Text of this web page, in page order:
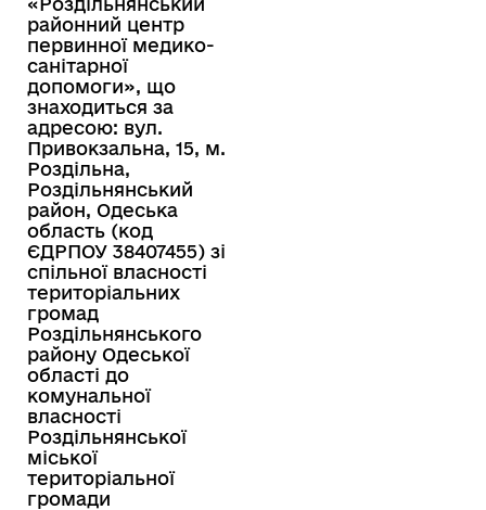
районний центр
первинної медико-
санітарної
допомоги», що
знаходиться за
адресою: вул.
Привокзальна, 15, м.
Роздільна,
Роздільнянський
район, Одеська
область (код
ЄДРПОУ 38407455) зі
спільної власності
територіальних
громад
Роздільнянського
району Одеської
області до
комунальної
власності
Роздільнянської
міської
територіальної
громади